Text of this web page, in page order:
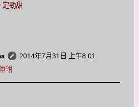
定勁甜
2014年7月31日 上午8:01
甜